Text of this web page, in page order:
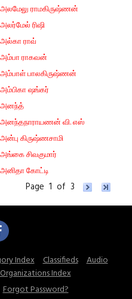
அலமேலு ராமகிருஷ்ணன்
அலர்மேல் ரிஷி
அல்கா ராவ்
அம்பா ராகவன்
அம்பாள் பாலகிருஷ்ணன்
அம்பிகா ஷங்கர்
அனந்த்
அனந்தநாராயணன் வி. எஸ்
அன்பு கிருஷ்ணசாமி
அங்கை சிவகுமார்
அனிதா கோட்டி
Page 1 of 3
Index Classifieds
Audio
Organizations Index
Forgot Password?